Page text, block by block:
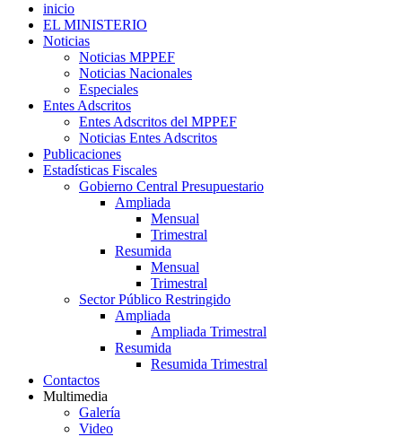
inicio
EL MINISTERIO
Noticias
Noticias MPPEF
Noticias Nacionales
Especiales
Entes Adscritos
Entes Adscritos del MPPEF
Noticias Entes Adscritos
Publicaciones
Estadísticas Fiscales
Gobierno Central Presupuestario
Ampliada
Mensual
Trimestral
Resumida
Mensual
Trimestral
Sector Público Restringido
Ampliada
Ampliada Trimestral
Resumida
Resumida Trimestral
Contactos
Multimedia
Galería
Video